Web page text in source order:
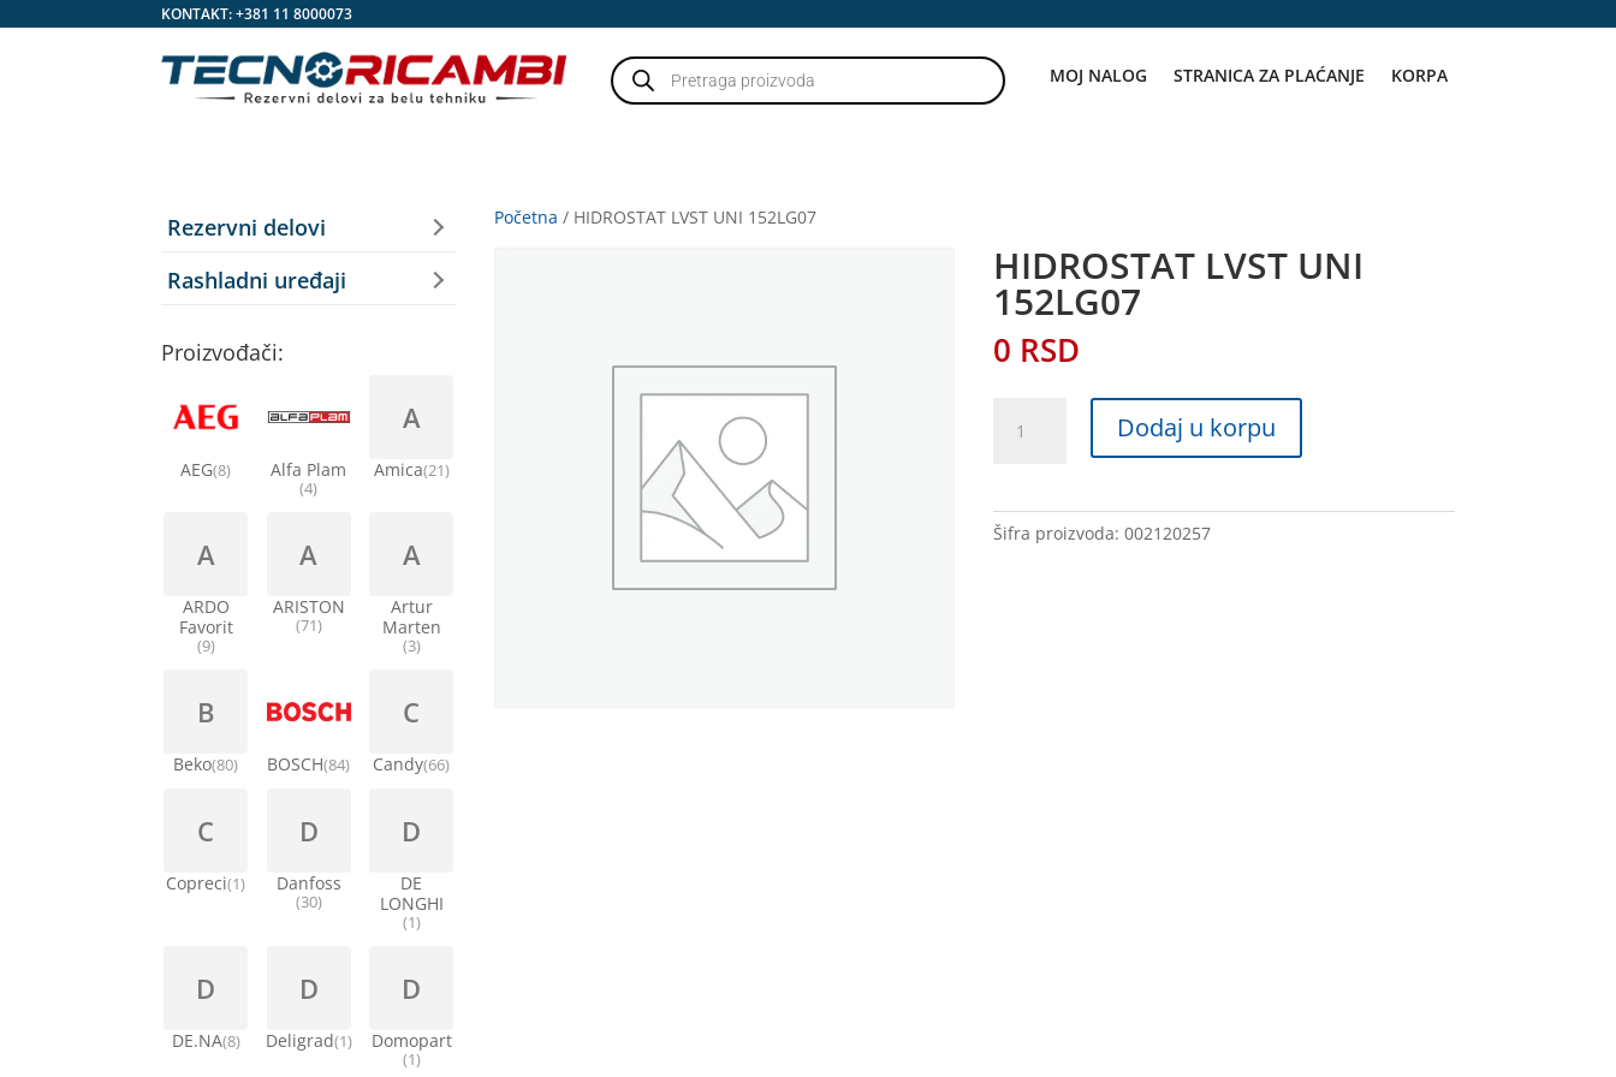
KONTAKT:+381 11 8000073
Products
search MOJ NALOG STRANICA ZA PLAĆANJE KORPA
Početna / HIDROSTAT LVST UNI 152LG07
HIDROSTAT LVST UNI
152LG07
0 RSD
LVST
količina
Dodaj u korpu
Šifra proizvoda:002120257
Rezervni delovi
Rashladni uređaji
Proizvođači:
AEG(8) Alfa Plam
(4)
A
Amica(21)
A
ARDO
Favorit
(9)
A
ARISTON
(71)
A
Artur
Marten
(3)
B
Beko(80) BOSCH(84)
C
Candy(66)
C
Copreci(1)
D
Danfoss
(30)
D
DE
LONGHI
(1)
D
DE.NA(8)
D
Deligrad(1)
D
Domopart
(1)